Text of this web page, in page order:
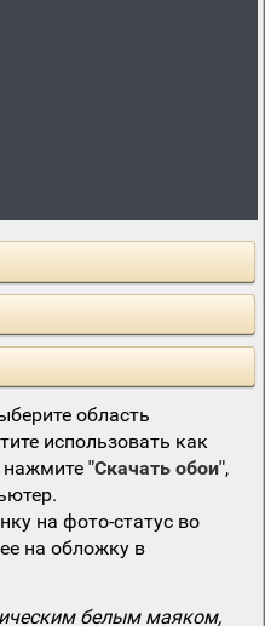
область
использовать как
нажмите "Скачать обои",
на фото-статус во
на обложку в
белым маяком,